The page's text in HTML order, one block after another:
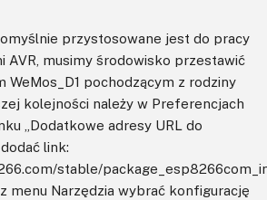
przystosowane jest do pracy
AVR, musimy środowisko przestawić
WeMos_D1 pochodzącym z rodziny
kolejności należy w Preferencjach
„Dodatkowe adresy URL do
link:
stable/
menu Narzędzia wybrać konfigurację